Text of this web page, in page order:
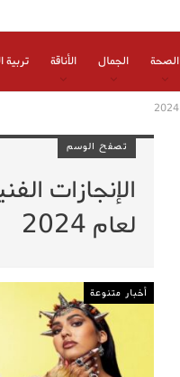
الصحة الجمال الأناقة تربية
تصفح الوسم
لعام 2024
أخبار متنوعة